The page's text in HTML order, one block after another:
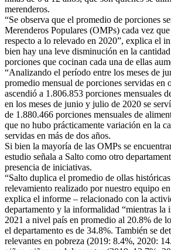
merenderos.
“Se observa que el promedio de porciones
Merenderos Populares (OMPs) cada vez
respecto a lo relevado en 2020”, explica el
bien hay una leve disminución en la
porciones que cocinan cada una de ellas
“Analizando el período entre los meses de
promedio mensual de porciones servidas en
ascendió a 1.806.853 porciones mensuales
en los meses de junio y julio de 2020 se
de 1.880.466 porciones mensuales de
que no hubo prácticamente variación en la
servidas en más de dos años.
Si bien la mayoría de las OMPs se
estudio señala a Salto como otro
presencia de iniciativas.
“Salto duplica el promedio de ollas
relevamiento realizado por nuestro equipo
explica el informe – relacionado con la
departamento y la informalidad “mientras la
2021 a nivel país en promedio al 20.8% de
el departamento es de 34.8%. También se
relevantes en pobreza (2019: 8.4%, 2020: